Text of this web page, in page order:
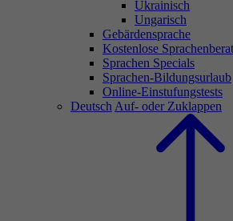
Ukrainisch
Ungarisch
Gebärdensprache
Kostenlose
Sprachen Specials
Sprachen-Bildungsurlaub
Online-Einstufungstests
Deutsch Auf- oder Zuklappen